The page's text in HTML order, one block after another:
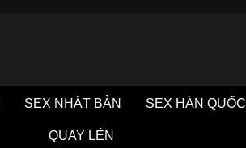
SEX NHẬT BẢN SEX HÀN QUỐC
QUAY LÉN